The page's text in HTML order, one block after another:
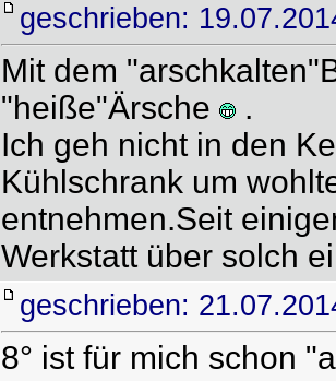
geschrieben:
Mit dem
"heiße"Ärsche
.
Ich geh nicht in den
Kühlschrank um
entnehmen.Seit
Werkstatt über solch
geschrieben:
8° ist für mich schon